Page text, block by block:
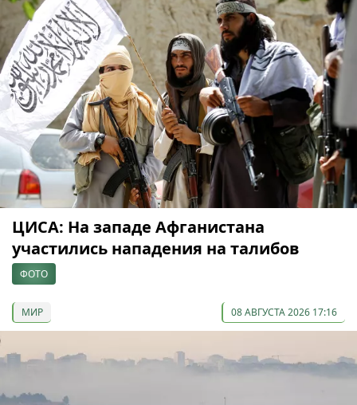
ЦИСА: На западе Афганистана
участились нападения на талибов
ФОТО
МИР 08 АВГУСТА 2026 17:16